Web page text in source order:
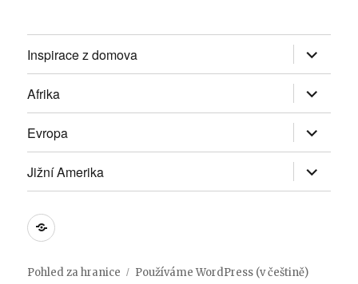
Inspirace z domova Zobrazit
položky
Afrika
Zobrazit
položky
Evropa
Zobrazit
položky
Jižní Amerika
Zobrazit
položky
DOMŮ
Pohled za hranice Používáme WordPress (v češtině)